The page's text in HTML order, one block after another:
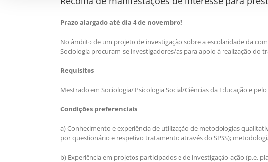
Prazo alargado até dia 4 de novembro!
No âmbito de um projeto de investigação sobre a escolaridade da
Sociologia procuram-se investigadores/as para apoio à realização do
Requisitos
Mestrado em Sociologia/ Psicologia Social/Ciências da Educação e
Condições preferenciais
a) Conhecimento e experiência de utilização de metodologias
por questionário e respetivo tratamento através do SPSS);
b) Experiência em projetos participados e de investigação-ação (p.e.